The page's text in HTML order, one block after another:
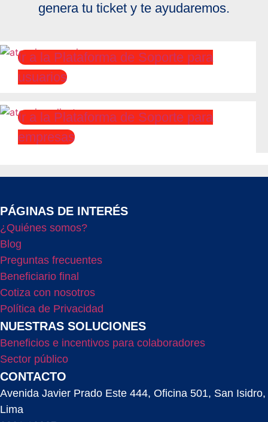
genera tu ticket y te ayudaremos.
Ir a la Plataforma de Soporte para
usuarios
Ir a la Plataforma de Soporte para
empresas
PÁGINAS DE INTERÉS
¿Quiénes somos?
Blog
Preguntas frecuentes
Beneficiario final
Cotiza con nosotros
Política de Privacidad
NUESTRAS SOLUCIONES
Beneficios e incentivos para colaboradores
Sector público
CONTACTO
Avenida Javier Prado Este 444, Oficina 501, San Isidro,
Lima